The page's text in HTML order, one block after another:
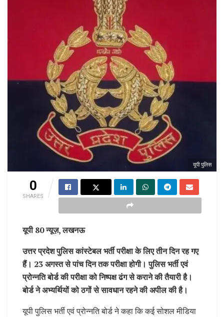
यूपी पुलिस
0
SHARES
यूपी 80 न्यूज़, लखनऊ
उत्तर प्रदेश पुलिस कांस्टेबल भर्ती परीक्षा के लिए तीन दिन रह गए
हैं। 23 अगस्त से पांच दिन तक परीक्षा होगी। पुलिस भर्ती एवं
प्रोन्नति बोर्ड की परीक्षा को निष्पक्ष ढंग से कराने की तैयारी है।
बोर्ड ने अभ्यर्थियों को ठगों से सावधान रहने की अपील की है।
यूपी पुलिस भर्ती एवं प्रोन्नति बोर्ड ने कहा कि कई सोशल मीडिया